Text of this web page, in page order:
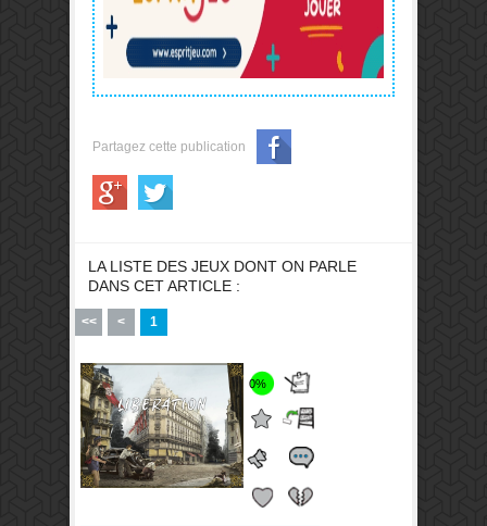
Partagez cette publication
LA LISTE DES JEUX DONT ON PARLE
DANS CET ARTICLE :
<< < 1
0%